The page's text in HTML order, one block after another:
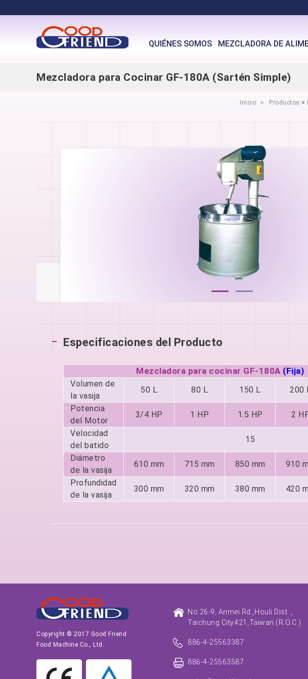
QUIÉNES SOMOS MEZCLADORA DE
Mezcladora para Cocinar GF-180A (Sartén Simple)
Inicio Productos >
Especificaciones del Producto
Mezcladora para cocinar GF-180A (Fija)
Volumen de
la vasija
50 L 80 L 150 L 200
Potencia
del Motor
3/4 HP 1 HP 1.5 HP 2
Velocidad
del batido
15
Diámetro
de la vasija
610 mm 715 mm 850 mm 910
Profundidad
de la vasija
300 mm 320 mm 380 mm 420
Copyright © 2017 Good Friend
Food Machine Co., Ltd.
No.26-9, Anmei Rd.,Houli Dist. ,
Taichung City421, Taiwan (R.O.C.)
886-4-25563387
886-4-25563587